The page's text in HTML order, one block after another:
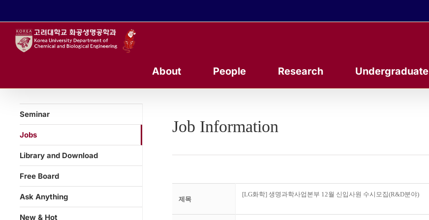
About People Research Undergraduate
Job Information
제목
[LG화학] 생명과학사업본부 12월 신입사원 수시모집(R&D분야)
Seminar
Jobs
Library and Download
Free Board
Ask Anything
New & Hot